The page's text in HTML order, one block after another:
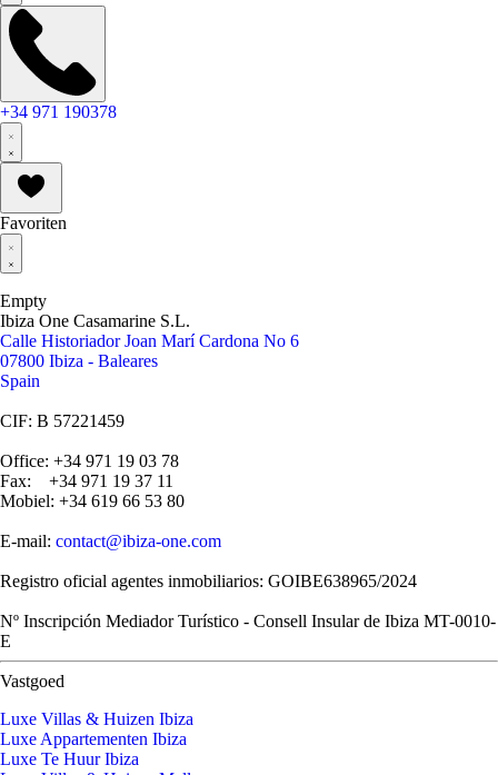
+34 971 190378
Favoriten
Empty
Ibiza One Casamarine S.L.
Calle Historiador Joan Marí Cardona No 6
07800 Ibiza - Baleares
Spain
CIF: B 57221459
Office: +34 971 19 03 78
Fax: +34 971 19 37 11
Mobiel: +34 619 66 53 80
E-mail: contact@ibiza-one.com
Registro oficial agentes inmobiliarios: GOIBE638965/2024
Nº Inscripción Mediador Turístico - Consell Insular de Ibiza MT-0010-
E
Vastgoed
Luxe Villas & Huizen Ibiza
Luxe Appartementen Ibiza
Luxe Te Huur Ibiza